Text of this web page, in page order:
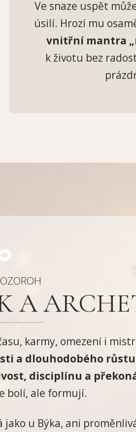
Ve snaze uspět
úsilí. Hrozí mu
vnitřní mantra
k životu bez
A
karmy, omezení i
a dlouhodobého růstu
disciplínu a
bolí, ale formují.
jako u Býka, ani